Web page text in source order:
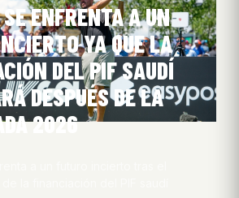
ENFRENTA A UN
YA QUE LA
DEL PIF SAUDÍ
DESPUÉS DE LA
2026